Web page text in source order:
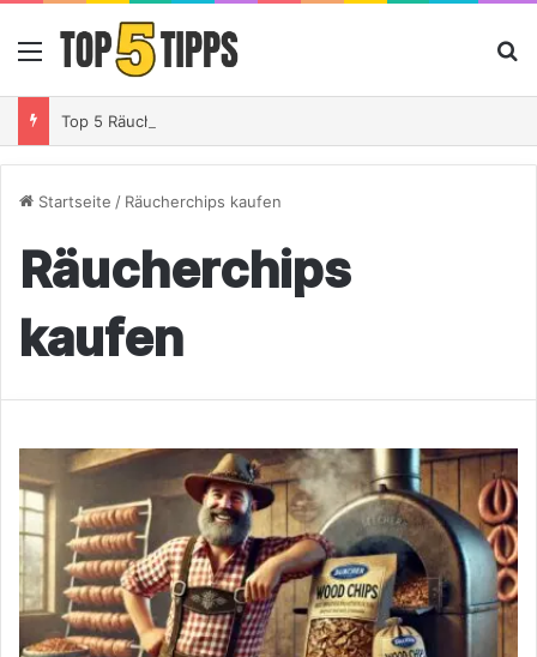
Menü
Startseite / Räucherchips kaufen
Räucherchips
kaufen